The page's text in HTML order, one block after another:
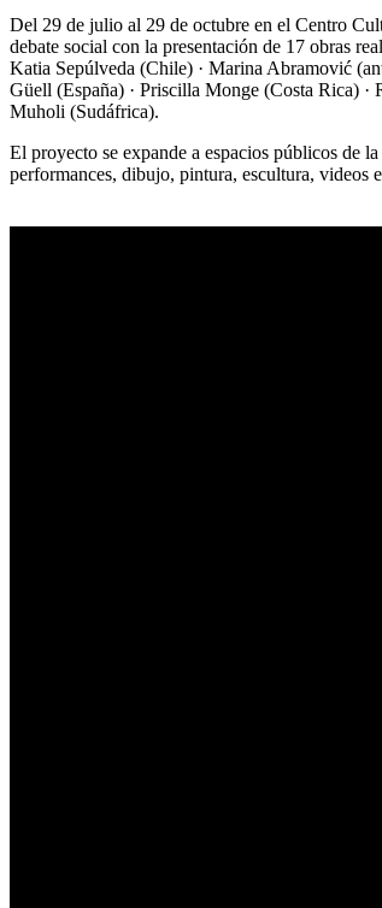
Del 29 de julio al 29 de octubre en el Centro
debate social con la presentación de 17 obras
Katia Sepúlveda (Chile) · Marina Abramović
Güell (España) · Priscilla Monge (Costa Rica) ·
Muholi (Sudáfrica).
El proyecto se expande a espacios públicos de
performances, dibujo, pintura, escultura, videos